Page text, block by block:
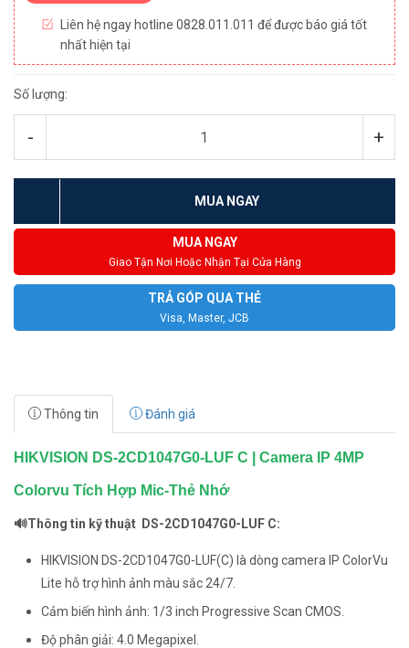
Liên hệ ngay hotline 0828.011.011 để được báo giá tốt
nhất hiện tại
Số lượng:
- +
MUA NGAY
MUA NGAY
Giao Tận Nơi Hoặc Nhận Tại Cửa Hàng
TRẢ GÓP QUA THẺ
Visa, Master, JCB
Thông tin Đánh giá
HIKVISION DS-2CD1047G0-LUF C | Camera IP 4MP
Colorvu Tích Hợp Mic-Thẻ Nhớ
🔊Thông tin kỹ thuật DS-2CD1047G0-LUF C:
HIKVISION DS-2CD1047G0-LUF(C) là dòng camera IP ColorVu
Lite hỗ trợ hình ảnh màu sắc 24/7.
Cảm biến hình ảnh: 1/3 inch Progressive Scan CMOS.
Độ phân giải: 4.0 Megapixel.